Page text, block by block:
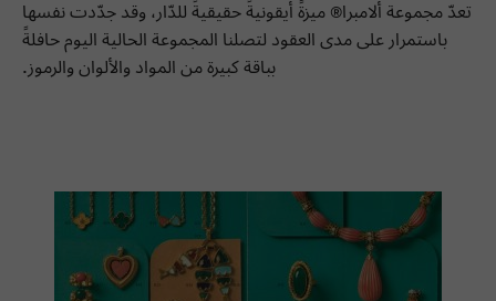
تعدّ مجموعة ألامبرا® ميزةً أيقونيةً حقيقيةً للدّار، وقد جدّدت نفسها
باستمرار على مدى العقود لتصلنا المجموعة الحالية اليوم حافلةً
بباقة كبيرة من المواد والألوان والرموز.